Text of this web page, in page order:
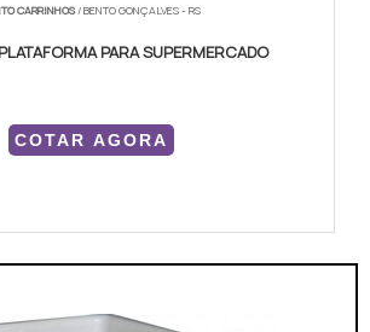
CARRINHOS/ BENTO GONÇALVES - RS
PARA SUPERMERCADO
COTAR AGORA